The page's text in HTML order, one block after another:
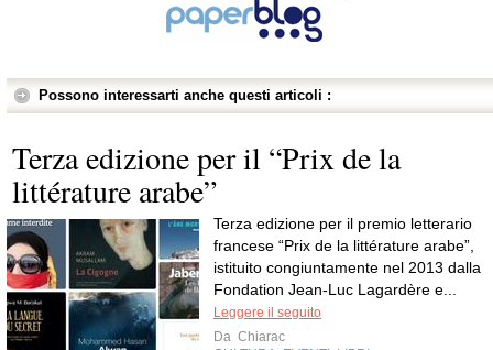
Possono interessarti anche questi articoli :
Terza edizione per il “Prix de la
littérature arabe”
Terza edizione per il premio letterario
francese “Prix de la littérature arabe”,
istituito congiuntamente nel 2013 dalla
Fondation Jean-Luc Lagardère e...
Leggere il seguito
Da Chiarac